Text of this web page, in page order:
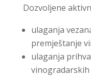
Dozvoljene
ulaganja
premještanje
ulaganja